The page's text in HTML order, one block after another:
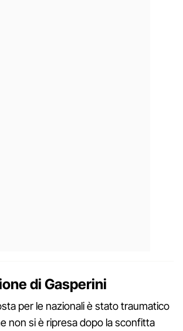
di Gasperini
per le nazionali è stato traumatico
non si è ripresa dopo la sconfitta